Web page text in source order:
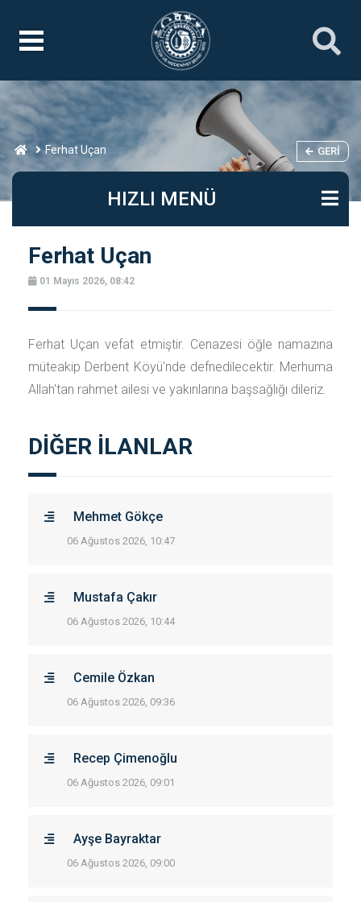
Ferhat Uçan GERI
HIZLI MENÜ
Ferhat Uçan
01 Mayıs 2026, 08:42
Ferhat Uçan vefat etmiştir. Cenazesi öğle namazına
müteakip Derbent Köyü'nde defnedilecektir. Merhuma
Allah'tan rahmet ailesi ve yakınlarına başsağlığı dileriz.
DİĞER İLANLAR
Mehmet Gökçe
06 Ağustos 2026, 10:47
Mustafa Çakır
06 Ağustos 2026, 10:44
Cemile Özkan
06 Ağustos 2026, 09:36
Recep Çimenoğlu
06 Ağustos 2026, 09:01
Ayşe Bayraktar
06 Ağustos 2026, 09:00